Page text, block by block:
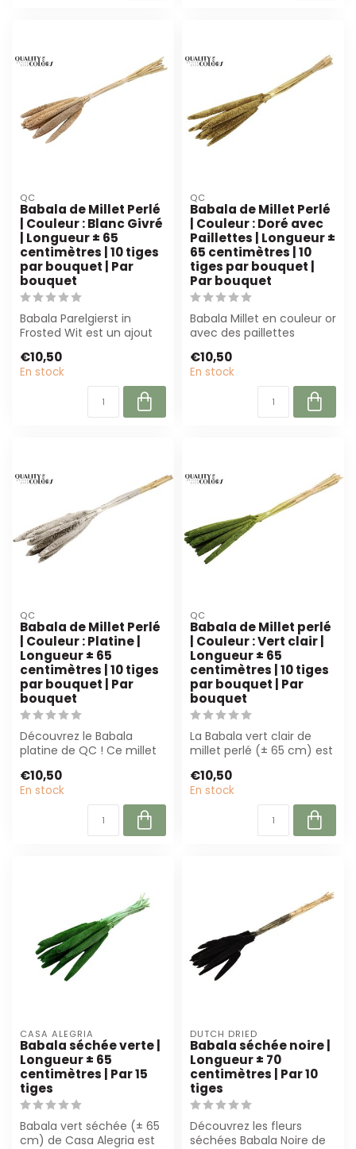
QC
Babala de Millet Perlé
| Couleur : Blanc Givré
| Longueur ± 65
centimètres | 10 tiges
par bouquet | Par
bouquet
Babala Parelgierst in
Frosted Wit est un ajout
de fle...
€10,50
En stock
QC
Babala de Millet Perlé
| Couleur : Doré avec
Paillettes | Longueur ±
65 centimètres | 10
tiges par bouquet |
Par bouquet
Babala Millet en couleur or
avec des paillettes
de long...
€10,50
En stock
QC
Babala de Millet Perlé
| Couleur : Platine |
Longueur ± 65
centimètres | 10 tiges
par bouquet | Par
bouquet
Découvrez le Babala
platine de QC ! Ce millet
long avec ...
€10,50
En stock
QC
Babala de Millet perlé
| Couleur : Vert clair |
Longueur ± 65
centimètres | 10 tiges
par bouquet | Par
bouquet
La Babala vert clair de
millet perlé (± 65 cm) est
créations f...
€10,50
En stock
CASA ALEGRIA
Babala séchée verte |
Longueur ± 65
centimètres | Par 15
tiges
Babala vert séchée (± 65
cm) de Casa Alegria est
DUTCH DRIED
Babala séchée noire |
Longueur ± 70
centimètres | Par 10
tiges
Découvrez les fleurs
séchées Babala Noire de